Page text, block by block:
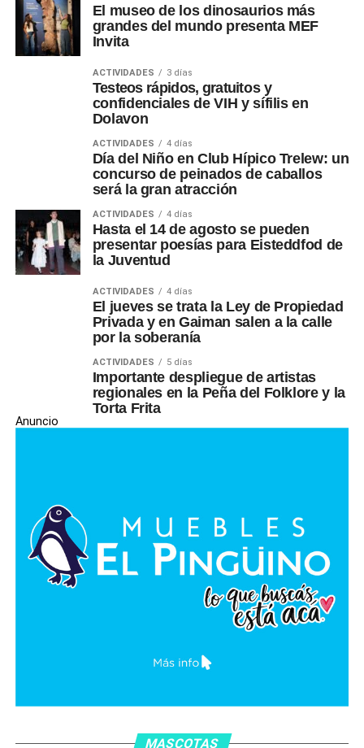
El museo de los dinosaurios más
grandes del mundo presenta MEF
Invita
ACTIVIDADES 3 días
Testeos rápidos, gratuitos y
confidenciales de VIH y sífilis en
Dolavon
ACTIVIDADES 4 días
Día del Niño en Club Hípico Trelew: un
concurso de peinados de caballos
será la gran atracción
ACTIVIDADES 4 días
Hasta el 14 de agosto se pueden
presentar poesías para Eisteddfod de
la Juventud
ACTIVIDADES 4 días
El jueves se trata la Ley de Propiedad
Privada y en Gaiman salen a la calle
por la soberanía
ACTIVIDADES 5 días
Importante despliegue de artistas
regionales en la Peña del Folklore y la
Torta Frita
Anuncio
MASCOTAS